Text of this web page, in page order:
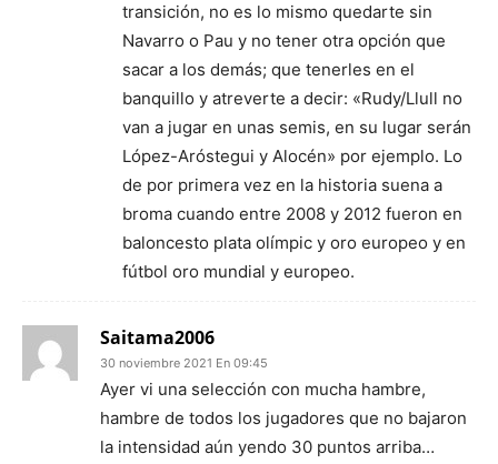
transición, no es lo mismo quedarte sin
Navarro o Pau y no tener otra opción que
sacar a los demás; que tenerles en el
banquillo y atreverte a decir: «Rudy/Llull no
van a jugar en unas semis, en su lugar serán
López-Aróstegui y Alocén» por ejemplo. Lo
de por primera vez en la historia suena a
broma cuando entre 2008 y 2012 fueron en
baloncesto plata olímpic y oro europeo y en
fútbol oro mundial y europeo.
Saitama2006
30 noviembre 2021 En 09:45
Ayer vi una selección con mucha hambre,
hambre de todos los jugadores que no bajaron
la intensidad aún yendo 30 puntos arriba…